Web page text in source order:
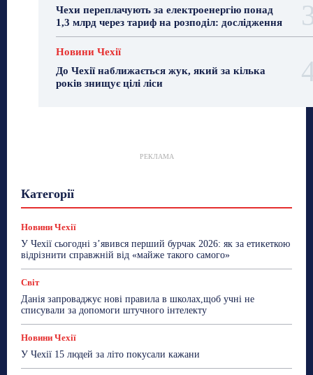
Чехи переплачують за електроенергію понад
1,3 млрд через тариф на розподіл: дослідження
Новини Чехії
До Чехії наближається жук, який за кілька
років знищує цілі ліси
РЕКЛАМА
Категорії
Новини Чехії
Сад та город
ТехноМанія
Топ-новини Фоторепортаж
Новини Чехії
У Чехії сьогодні з’явився перший бурчак 2026: як за етикеткою
відрізнити справжній від «майже такого самого»
Світ
Данія запроваджує нові правила в школах,щоб учні не
списували за допомоги штучного інтелекту
Новини Чехії
У Чехії 15 людей за літо покусали кажани